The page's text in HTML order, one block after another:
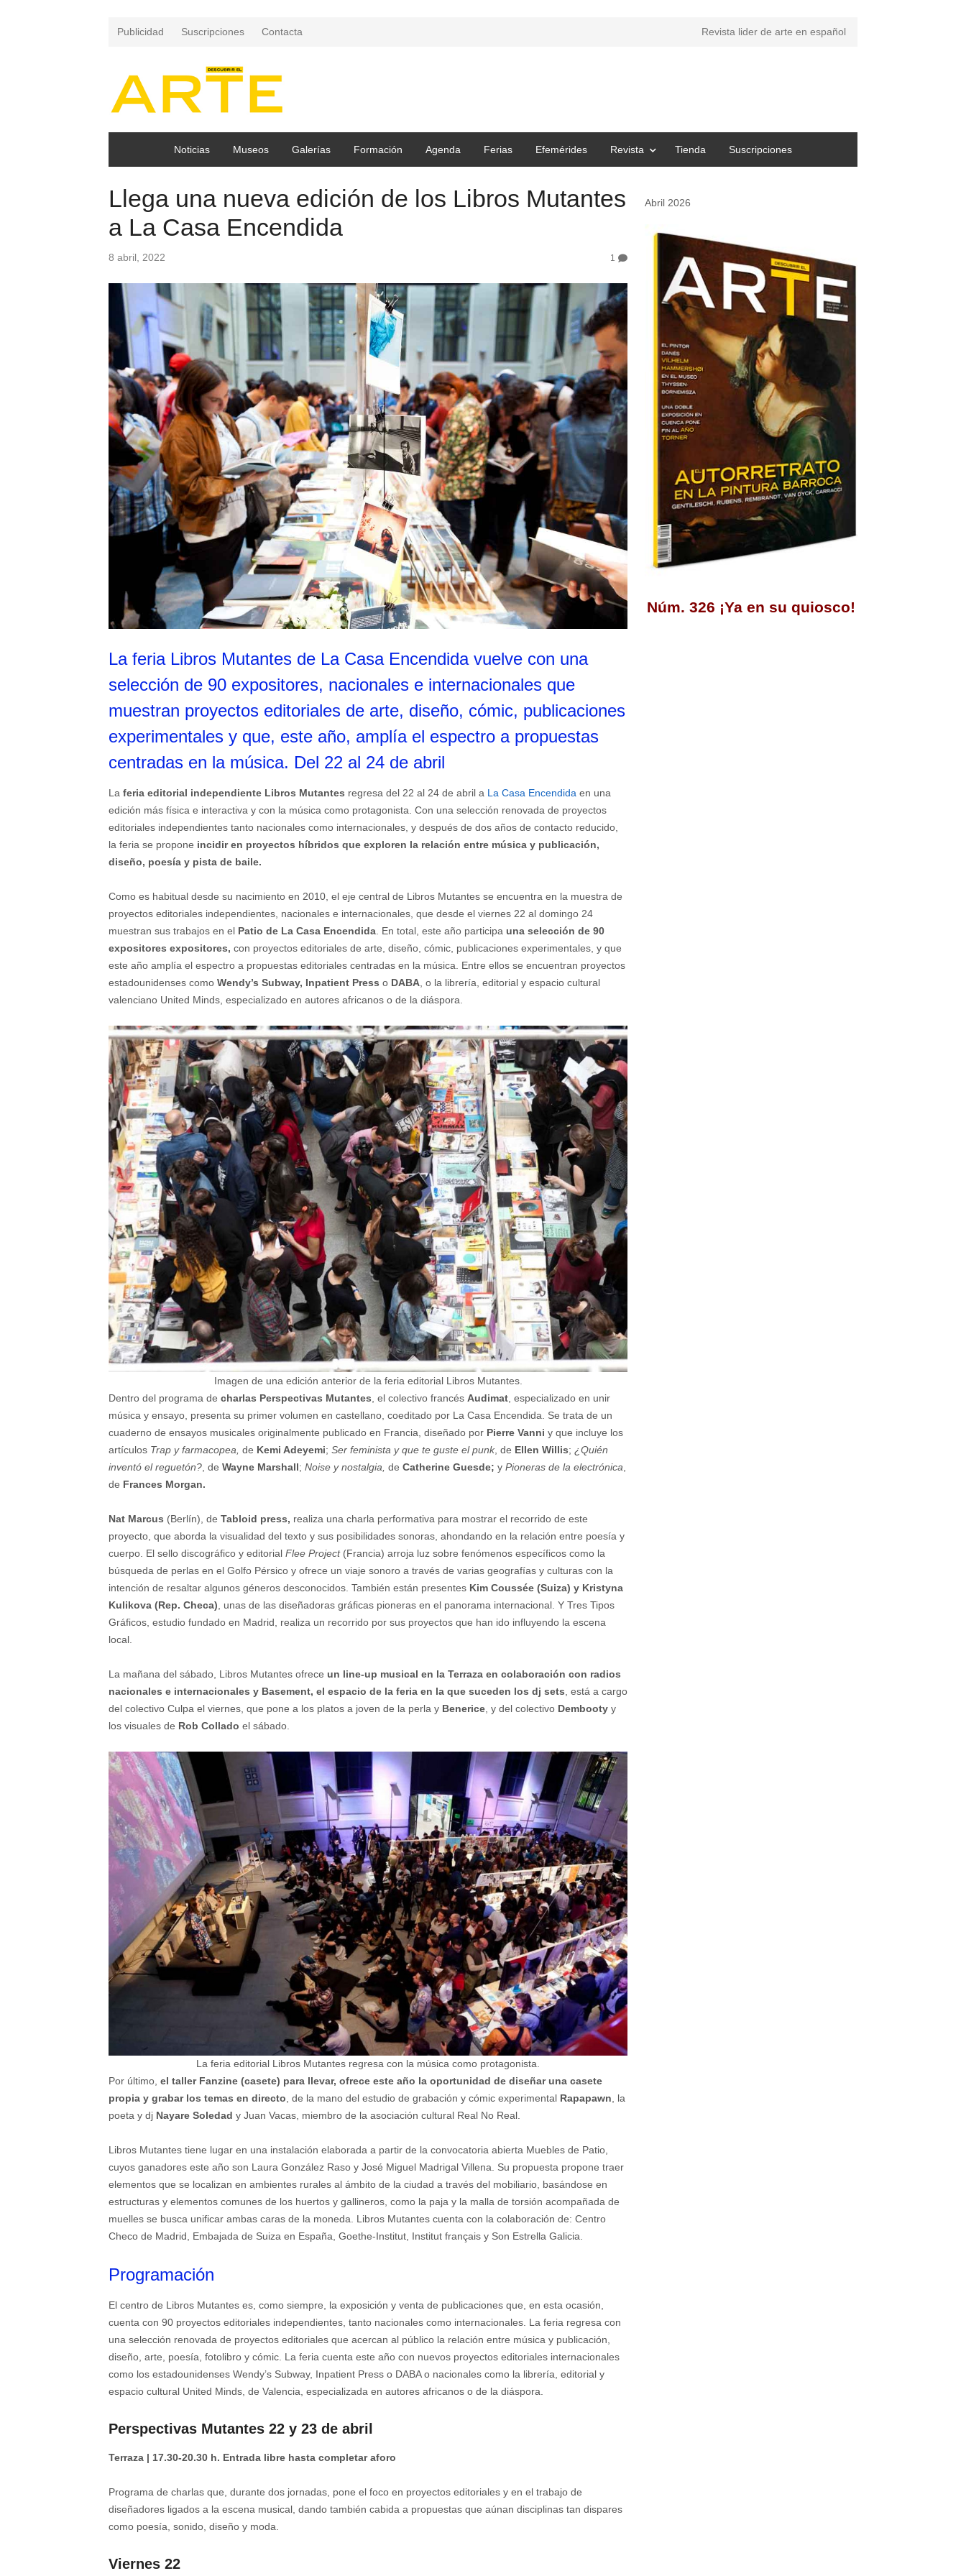
Publicidad Suscripciones Contacta Revista lider de arte en español
Noticias Museos Galerías Formación Agenda Ferias Efemérides Revista Tienda Suscripciones
Llega una nueva edición de los Libros Mutantes
a La Casa Encendida
8 abril, 2022 1
La feria Libros Mutantes de La Casa Encendida vuelve con una
selección de 90 expositores, nacionales e internacionales que
muestran proyectos editoriales de arte, diseño, cómic, publicaciones
experimentales y que, este año, amplía el espectro a propuestas
centradas en la música. Del 22 al 24 de abril
La feria editorial independiente Libros Mutantes regresa del 22 al 24 de abril a La Casa Encendida en una
edición más física e interactiva y con la música como protagonista. Con una selección renovada de proyectos
editoriales independientes tanto nacionales como internacionales, y después de dos años de contacto reducido,
la feria se propone incidir en proyectos híbridos que exploren la relación entre música y publicación,
diseño, poesía y pista de baile.
Como es habitual desde su nacimiento en 2010, el eje central de Libros Mutantes se encuentra en la muestra de
proyectos editoriales independientes, nacionales e internacionales, que desde el viernes 22 al domingo 24
muestran sus trabajos en el Patio de La Casa Encendida . En total, este año participa una selección de 90
expositores expositores, con proyectos editoriales de arte, diseño, cómic, publicaciones experimentales, y que
este año amplía el espectro a propuestas editoriales centradas en la música. Entre ellos se encuentran proyectos
estadounidenses como Wendy’s Subway, Inpatient Press o DABA , o la librería, editorial y espacio cultural
valenciano United Minds, especializado en autores africanos o de la diáspora.
Imagen de una edición anterior de la feria editorial Libros Mutantes.
Dentro del programa de charlas Perspectivas Mutantes , el colectivo francés Audimat , especializado en unir
música y ensayo, presenta su primer volumen en castellano, coeditado por La Casa Encendida. Se trata de un
cuaderno de ensayos musicales originalmente publicado en Francia, diseñado por Pierre Vanni y que incluye los
artículos Trap y farmacopea, de Kemi Adeyemi; Ser feminista y que te guste el punk, de Ellen Willis; ¿Quién
inventó el reguetón? , de Wayne Marshall; Noise y nostalgia, de Catherine Guesde; y Pioneras de la electrónica
de Frances Morgan.
Nat Marcus (Berlín), de Tabloid press, realiza una charla performativa para mostrar el recorrido de este
proyecto, que aborda la visualidad del texto y sus posibilidades sonoras, ahondando en la relación entre poesía y
cuerpo. El sello discográfico y editorial Flee Project (Francia) arroja luz sobre fenómenos específicos como la
búsqueda de perlas en el Golfo Pérsico y ofrece un viaje sonoro a través de varias geografías y culturas con la
intención de resaltar algunos géneros desconocidos. También están presentes Kim Coussée (Suiza) y Kristyna
Kulikova (Rep. Checa) , unas de las diseñadoras gráficas pioneras en el panorama internacional. Y Tres Tipos
Gráficos, estudio fundado en Madrid, realiza un recorrido por sus proyectos que han ido influyendo la escena
local.
La mañana del sábado, Libros Mutantes ofrece un line-up musical en la Terraza en colaboración con radios
nacionales e internacionales y Basement, el espacio de la feria en la que suceden los dj sets , está a cargo
del colectivo Culpa el viernes, que pone a los platos a joven de la perla y Benerice , y del colectivo Dembooty y
los visuales de Rob Collado el sábado.
La feria editorial Libros Mutantes regresa con la música como protagonista.
Por último, el taller Fanzine (casete) para llevar, ofrece este año la oportunidad de diseñar una casete
propia y grabar los temas en directo , de la mano del estudio de grabación y cómic experimental Rapapawn , la
poeta y dj Nayare Soledad y Juan Vacas, miembro de la asociación cultural Real No Real.
Libros Mutantes tiene lugar en una instalación elaborada a partir de la convocatoria abierta Muebles de Patio,
cuyos ganadores este año son Laura González Raso y José Miguel Madrigal Villena. Su propuesta propone traer
elementos que se localizan en ambientes rurales al ámbito de la ciudad a través del mobiliario, basándose en
estructuras y elementos comunes de los huertos y gallineros, como la paja y la malla de torsión acompañada de
muelles se busca unificar ambas caras de la moneda. Libros Mutantes cuenta con la colaboración de: Centro
Checo de Madrid, Embajada de Suiza en España, Goethe-Institut, Institut français y Son Estrella Galicia.
Programación
El centro de Libros Mutantes es, como siempre, la exposición y venta de publicaciones que, en esta ocasión,
cuenta con 90 proyectos editoriales independientes, tanto nacionales como internacionales. La feria regresa con
una selección renovada de proyectos editoriales que acercan al público la relación entre música y publicación,
diseño, arte, poesía, fotolibro y cómic. La feria cuenta este año con nuevos proyectos editoriales internacionales
como los estadounidenses Wendy’s Subway, Inpatient Press o DABA o nacionales como la librería, editorial y
espacio cultural United Minds, de Valencia, especializada en autores africanos o de la diáspora.
Perspectivas Mutantes 22 y 23 de abril
Terraza | 17.30-20.30 h. Entrada libre hasta completar aforo
Programa de charlas que, durante dos jornadas, pone el foco en proyectos editoriales y en el trabajo de
diseñadores ligados a la escena musical, dando también cabida a propuestas que aúnan disciplinas tan dispares
como poesía, sonido, diseño y moda.
Viernes 22
Abril 2026
Núm. 326 ¡Ya en su quiosco!